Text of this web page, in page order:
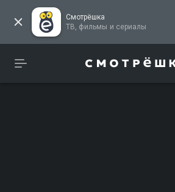
Смотрёшка
ТВ, фильмы и сериалы